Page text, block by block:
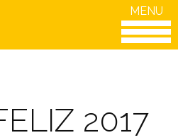
MENU
2017